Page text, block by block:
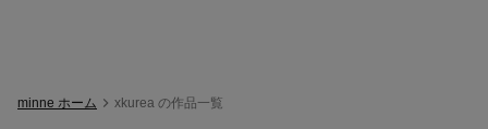
minne ホーム xkurea の作品一覧